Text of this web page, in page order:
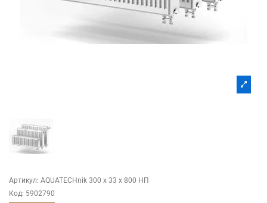
Артикул: AQUATECHnik 300 х 33 x 800 НП
Код: 5902790